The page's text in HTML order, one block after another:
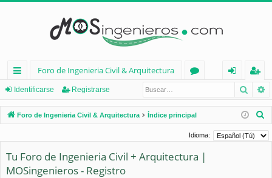
nl
ac
es
pi
Foro de Ingenieria Civil & Arquitectura
os
nt
ifi
eg
ist
ra
Identificarse Registrarse
Foro de Ingenieria Civil & Arquitectura Índice principal
s
Idioma:
Tu Foro de Ingenieria Civil + Arquitectura |
MOSingenieros - Registro